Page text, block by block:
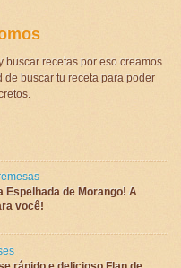
recetas por eso creamos
buscar tu receta para poder
Espelhada de Morango! A
você!